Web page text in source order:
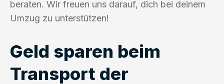
beraten. Wir freuen uns darauf, dich bei deinem
Umzug zu unterstützen!
Geld sparen beim
Transport der